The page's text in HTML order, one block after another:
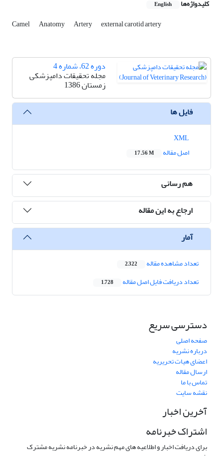
کلیدواژه‌ها English
Camel Anatomy Artery external carotid artery
دوره 62، شماره 4
مجله تحقیقات دامپزشکی
زمستان 1386
فایل ها
اصل مقاله
17.56 M
هم رسانی
ارجاع به این مقاله
آمار
تعداد مشاهده مقاله 2,322
تعداد دریافت فایل اصل مقاله 1,728
دسترسی سریع
صفحه اصلی
درباره نشریه
اعضای هیات تحریریه
ارسال مقاله
تماس با ما
نقشه سایت
آخرین اخبار
اشتراک خبرنامه
برای دریافت اخبار و اطلاعیه های مهم نشریه در خبرنامه نشریه مشترک